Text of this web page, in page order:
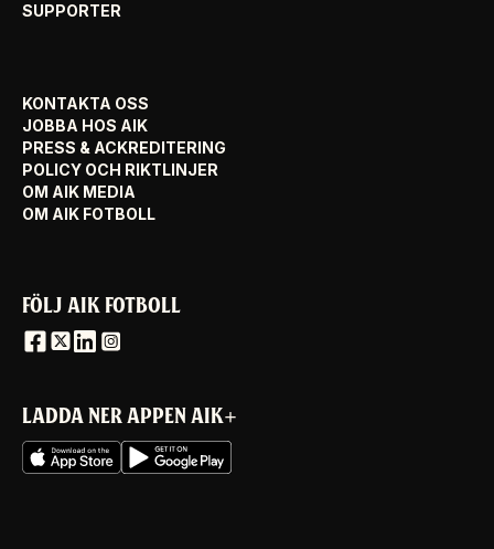
SUPPORTER
KONTAKTA OSS
JOBBA HOS AIK
PRESS & ACKREDITERING
POLICY OCH RIKTLINJER
OM AIK MEDIA
OM AIK FOTBOLL
FÖLJ AIK FOTBOLL
LADDA NER APPEN AIK+